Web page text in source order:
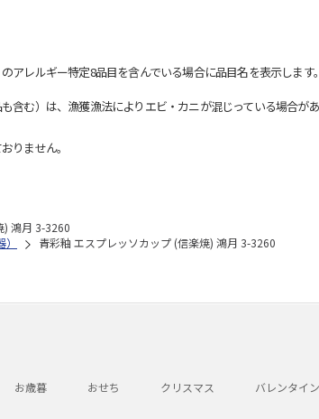
レルギー特定8品目を含んでいる場合に品目名を表示します。
む）は、漁獲漁法によりエビ・カニが混じっている場合が
りません。
) 鴻月 3-3260
青彩釉 エスプレッソカップ (信楽焼) 鴻月 3-3260
お歳暮 おせち クリスマス バレンタイン